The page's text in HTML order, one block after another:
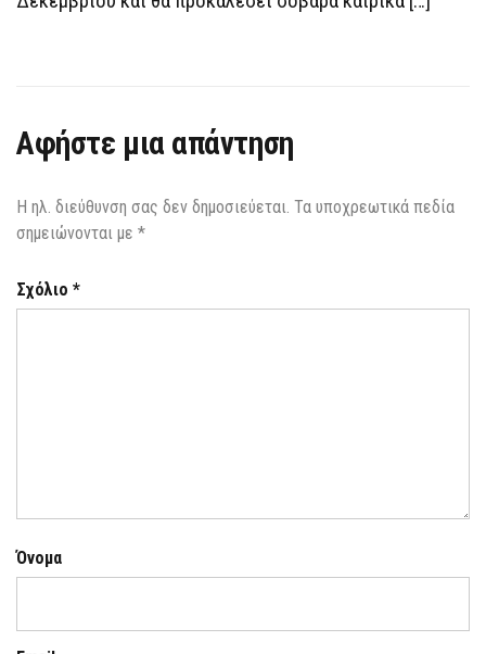
Αφήστε μια απάντηση
Η ηλ. διεύθυνση σας δεν δημοσιεύεται. Τα υποχρεωτικά πεδία
σημειώνονται με *
Σχόλιο *
Όνομα